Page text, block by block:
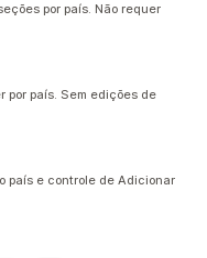
por país. Não requer
por país. Sem edições de
país e controle de Adicionar